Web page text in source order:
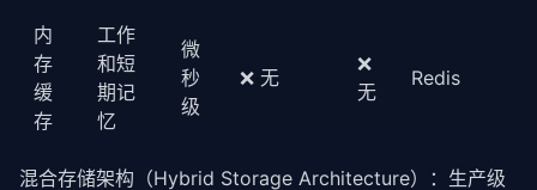
内
存
缓
存
工作
和短
期记
忆
微
秒
级
❌ 无
❌
无
Redis